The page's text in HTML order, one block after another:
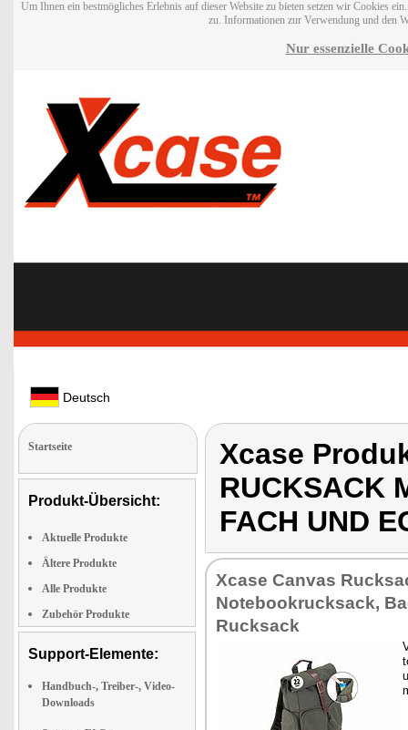
Um Ihnen ein bestmögliches Erlebnis auf dieser Website zu bieten setzen wir Cookies
zu. Informationen zur Verwendung und den
Nur essenzielle
Deutsch
Startseite
Produkt-Übersicht:
Aktuelle Produkte
Ältere Produkte
Alle Produkte
Zubehör Produkte
Support-Elemente:
Handbuch-, Treiber-, Video-
Downloads
Xcase
RUCKSACK
FACH UND
Xca­se Can­vas
Note­boo­kruck­sack,
Ruck­sack